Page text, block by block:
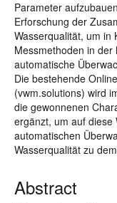
Parameter
Erforschung der
Wasserqualität, um in
Messmethoden in
automatische
Die bestehende
(vwm.solutions) wird
die gewonnenen
ergänzt, um auf diese
automatischen
Wasserqualität zu
Abstract